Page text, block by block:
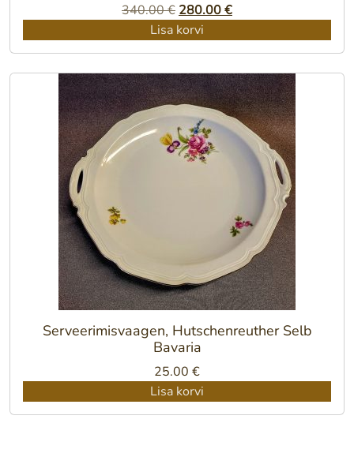
340.00€ Algne
hind
280.00€Praegune
Lisa korvi
Serveerimisvaagen, Hutschenreuther Selb
Bavaria
25.00 €
Lisa korvi